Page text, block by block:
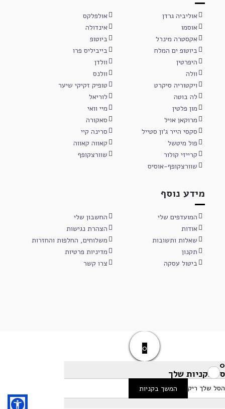
אוליביה גרדן
אולפלקס
אוסמו
אינדולה
אקסטרה מינרל
ביוטופ
ביוטופ ים המלח
בייביליס פרו
היפרטין
וולדן
וולה
וולנס
ויקטוריה סיקרט
טופיק זקיקי שיער
לה בוטה
לוריאל
מון פלטין
מיי וואי
מרוקאן אויל
סאקורה
סקסי הייר ג'ון סטייל
סרינה קיי
פול מיטשל
קאווה קאווה
קרייזי קולור
שוורצקופף
שוורצקופף-אוסיס
מידע נוסף
המועדפים שלי
החשבון שלי
אודות
הצהרת נגישות
שאלות ותשובות
משלוחים, החלפות והחזרות
תקנון
מדיניות פרטיות
ביטול עסקה
צרו קשר
0
0
סל הקניות שלך
הסל שלך ריק המשך בקניות